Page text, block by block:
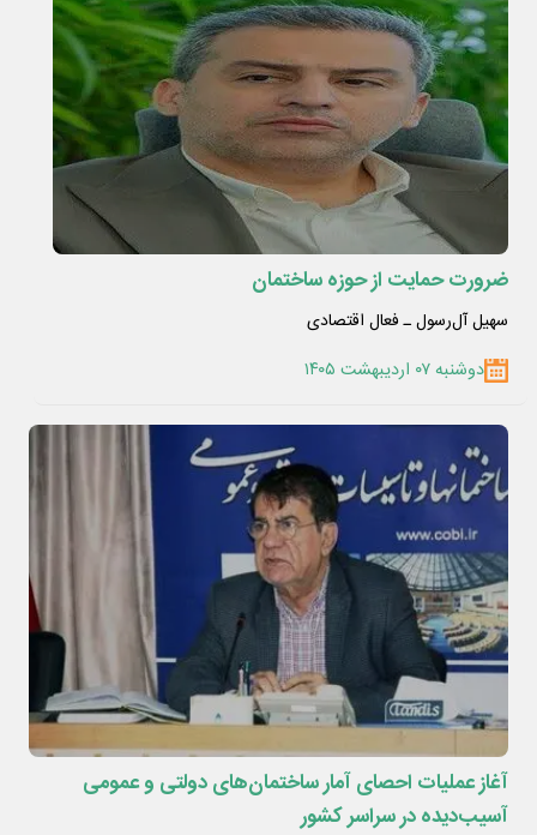
ضرورت حمایت از حوزه ساختمان
سهیل آل‌رسول ـ فعال اقتصادی
دوشنبه ۰۷ اردیبهشت ۱۴۰۵
آغاز عملیات احصای آمار ساختمان‌های دولتی و عمومی
آسیب‌دیده در سراسر کشور